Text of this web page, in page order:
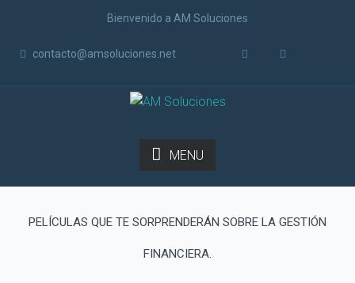
Bienvenido a AM Soluciones
contacto@amsoluciones.net
MENU
PELÍCULAS QUE TE SORPRENDERÁN SOBRE LA GESTIÓN
FINANCIERA.